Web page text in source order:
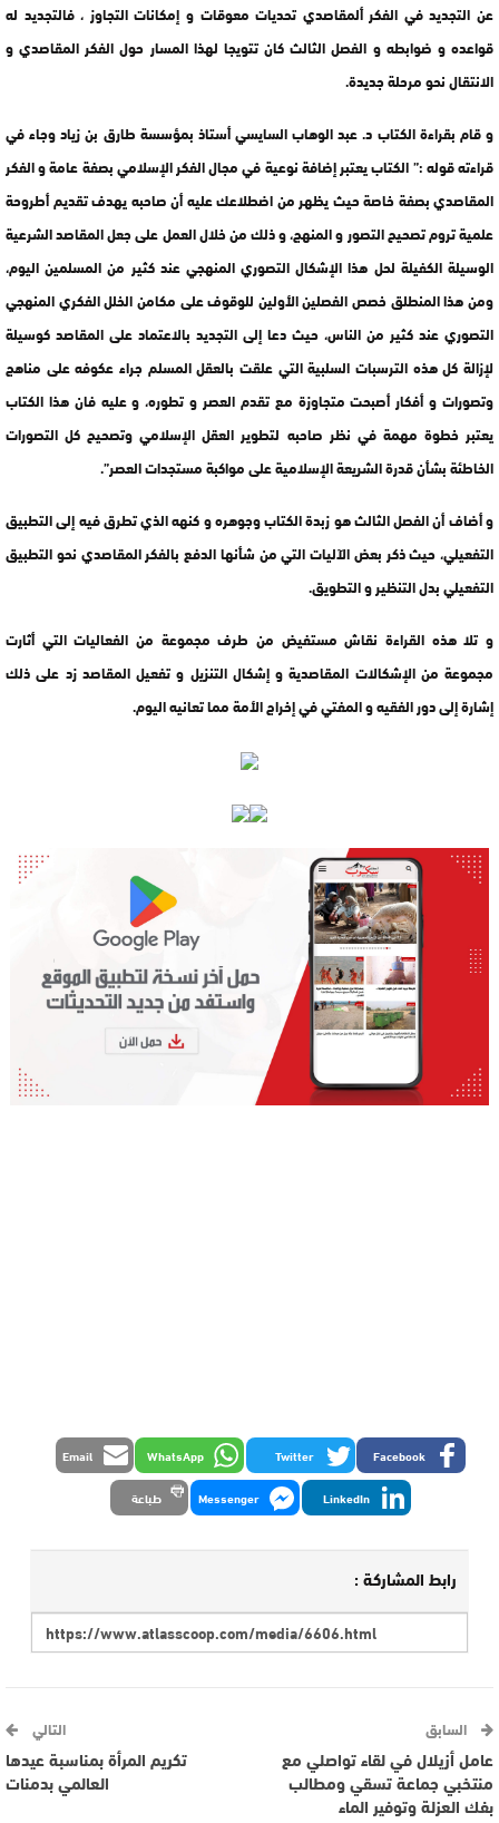
عن التجديد في الفكر ألمقاصدي تحديات معوقات و إمكانات التجاوز ، فالتجديد له
قواعده و ضوابطه و الفصل الثالث كان تتويجا لهذا المسار حول الفكر المقاصدي و
الانتقال نحو مرحلة جديدة.
و قام بقراءة الكتاب د. عبد الوهاب السايسي أستاذ بمؤسسة طارق بن زياد وجاء في
قراءته قوله :” الكتاب يعتبر إضافة نوعية في مجال الفكر الإسلامي بصفة عامة و الفكر
المقاصدي بصفة خاصة حيث يظهر من اضطلاعك عليه أن صاحبه يهدف تقديم أطروحة
علمية تروم تصحيح التصور و المنهج، و ذلك من خلال العمل على جعل المقاصد الشرعية
الوسيلة الكفيلة لحل هذا الإشكال التصوري المنهجي عند كثير من المسلمين اليوم،
ومن هذا المنطلق خصص الفصلين الأولين للوقوف على مكامن الخلل الفكري المنهجي
التصوري عند كثير من الناس، حيث دعا إلى التجديد بالاعتماد على المقاصد كوسيلة
لإزالة كل هذه الترسبات السلبية التي علقت بالعقل المسلم جراء عكوفه على مناهج
وتصورات و أفكار أصبحت متجاوزة مع تقدم العصر و تطوره، و عليه فان هذا الكتاب
يعتبر خطوة مهمة في نظر صاحبه لتطوير العقل الإسلامي وتصحيح كل التصورات
الخاطئة بشأن قدرة الشريعة الإسلامية على مواكبة مستجدات العصر”.
و أضاف أن الفصل الثالث هو زبدة الكتاب وجوهره و كنهه الذي تطرق فيه إلى التطبيق
التفعيلي، حيث ذكر بعض الآليات التي من شأنها الدفع بالفكر المقاصدي نحو التطبيق
التفعيلي بدل التنظير و التطويق.
و تلا هذه القراءة نقاش مستفيض من طرف مجموعة من الفعاليات التي أثارت
مجموعة من الإشكالات المقاصدية و إشكال التنزيل و تفعيل المقاصد زد على ذلك
إشارة إلى دور الفقيه و المفتي في إخراج الأمة مما تعانيه اليوم.
Facebook
Twitter
WhatsApp
Email
LinkedIn
Messenger طباعة
رابط المشاركة :
السابق
عامل أزيلال في لقاء تواصلي مع
منتخبي جماعة تسقي ومطالب
بفك العزلة وتوفير الماء
التالي
تكريم المرأة بمناسبة عيدها
العالمي بدمنات